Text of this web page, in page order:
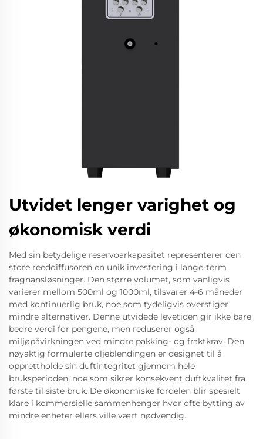
Utvidet lenger varighet og
økonomisk verdi
Med sin betydelige reservoarkapasitet representerer den
store reeddiffusoren en unik investering i lange-term
fragnansløsninger. Den større volumet, som vanligvis
varierer mellom 500ml og 1000ml, tilsvarer 4-6 måneder
med kontinuerlig bruk, noe som tydeligvis overstiger
mindre alternativer. Denne utvidede levetiden gir ikke bare
bedre verdi for pengene, men reduserer også
miljøpåvirkningen ved mindre pakking- og fraktkrav. Den
nøyaktig formulerte oljeblendingen er designet til å
opprettholde sin duftintegritet gjennom hele
bruksperioden, noe som sikrer konsekvent duftkvalitet fra
første til siste bruk. De økonomiske fordelen blir spesielt
klare i kommersielle sammenhenger hvor ofte bytting av
mindre enheter ellers ville vært nødvendig.